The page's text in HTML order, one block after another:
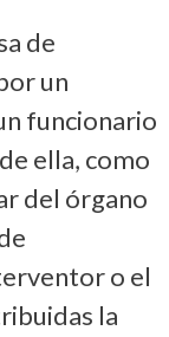
de
un
funcionario
ella, como
del órgano
o el
la